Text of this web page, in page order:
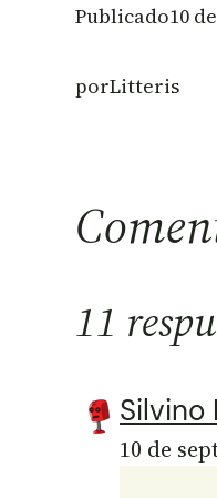
Publicado10
porLitteris
11
Silvino
10 de